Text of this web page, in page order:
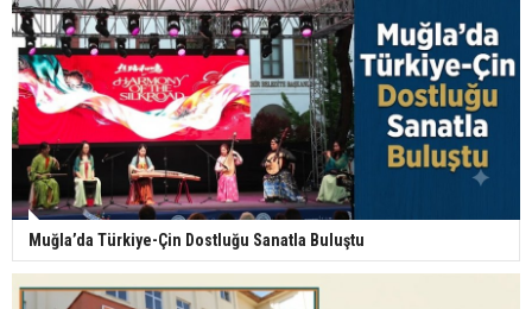
Muğla’da Türkiye-Çin Dostluğu Sanatla Buluştu